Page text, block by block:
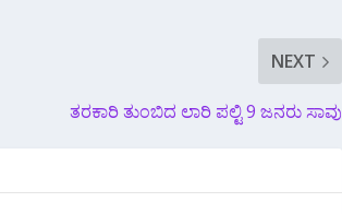
NEXT
ತರಕಾರಿ ತುಂಬಿದ ಲಾರಿ ಪಲ್ಟಿ 9 ಜನರು ಸಾವು